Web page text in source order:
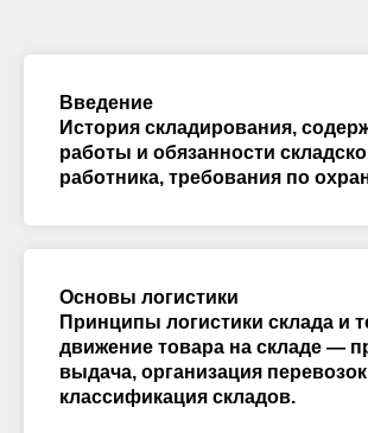
Введение
История складирования,
работы и обязанности
работника, требования по
Основы логистики
Принципы логистики склада и
движение товара на складе —
выдача, организация
классификация складов.